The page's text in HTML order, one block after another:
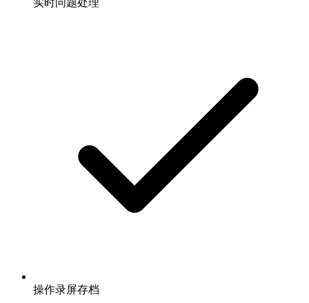
操作录屏存档